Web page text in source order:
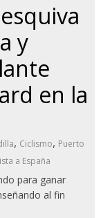
en la
, Ciclismo, Puerto
a España
para ganar
al fin